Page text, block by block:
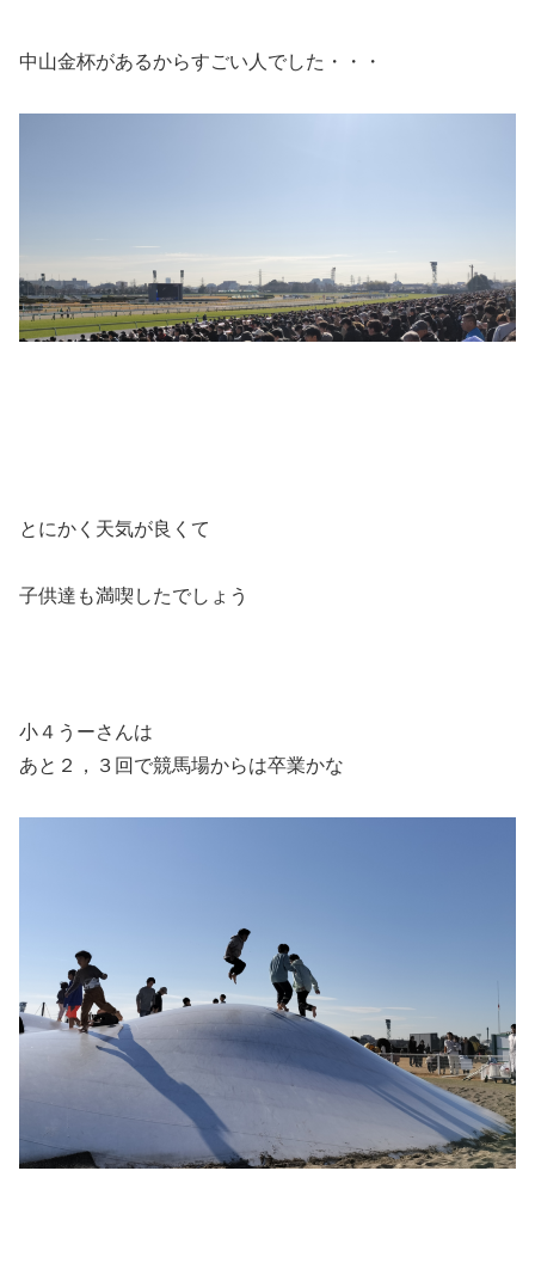
中山金杯があるからすごい人でした・・・
とにかく天気が良くて
子供達も満喫したでしょう
小４うーさんは
あと２，３回で競馬場からは卒業かな